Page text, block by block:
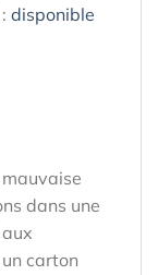
disponible
dans une
carton